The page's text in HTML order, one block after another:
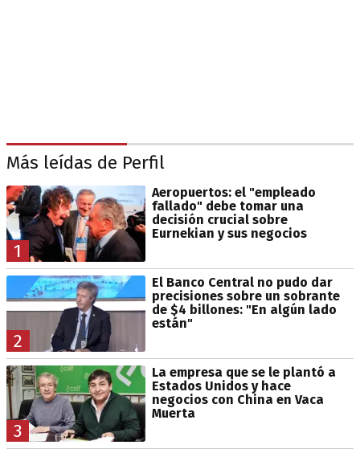
Más leídas de Perfil
1
Aeropuertos: el "empleado
fallado" debe tomar una
decisión crucial sobre
Eurnekian y sus negocios
2
El Banco Central no pudo dar
precisiones sobre un sobrante
de $4 billones: "En algún lado
están"
3
La empresa que se le plantó a
Estados Unidos y hace
negocios con China en Vaca
Muerta